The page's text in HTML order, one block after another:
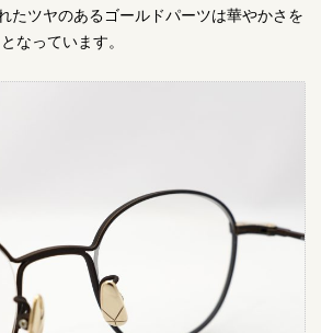
たツヤのあるゴールドパーツは華やかさを
なっています。